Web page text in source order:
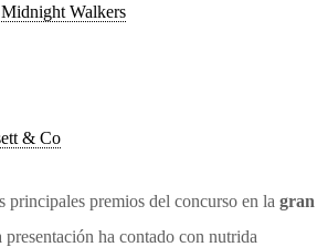
Midnight Walkers
& Co
principales premios del concurso en la gran
presentación ha contado con nutrida